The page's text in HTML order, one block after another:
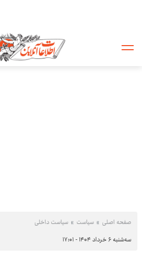
صفحه اصلی سیاست سیاست داخلی
سه‌شنبه ۶ خرداد ۱۴۰۴ - ۱۷:۰۱